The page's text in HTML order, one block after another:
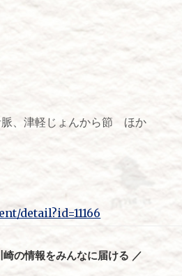
脈、津軽じょんから節 ほか
detail?id=11166
崎の情報をみんなに届ける ／